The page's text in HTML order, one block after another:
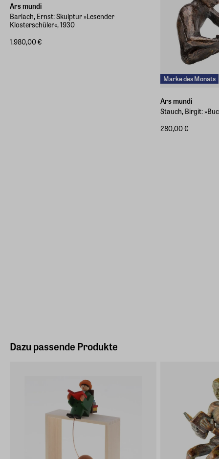
Ars mundi
Barlach, Ernst: Skulptur »Lesender
Klosterschüler«, 1930
1.980,00 €
Marke des Monats
Ars mundi
Stauch, Birgit:
280,00 €
Dazu passende Produkte